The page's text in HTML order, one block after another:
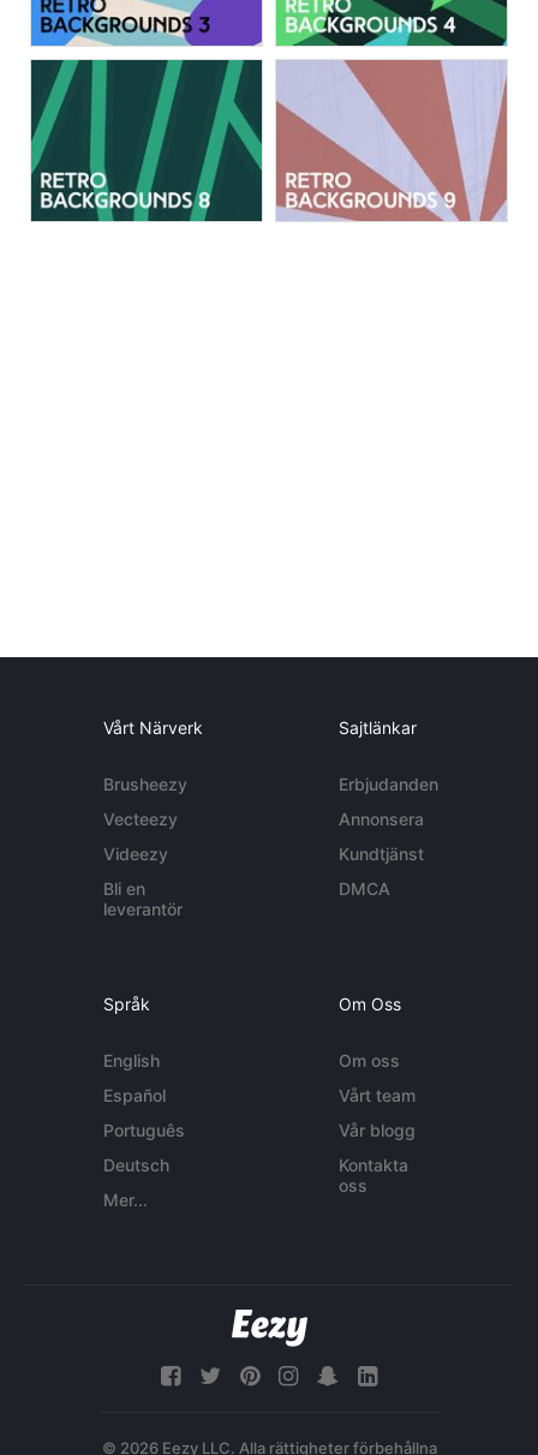
Vårt Närverk
Brusheezy
Vecteezy
Videezy
Bli en
leverantör
Sajtlänkar
Erbjudanden
Annonsera
Kundtjänst
DMCA
Språk
English
Español
Português
Deutsch
Mer...
Om Oss
Om oss
Vårt team
Vår blogg
Kontakta
oss
© 2026 Eezy LLC. Alla rättigheter förbehållna